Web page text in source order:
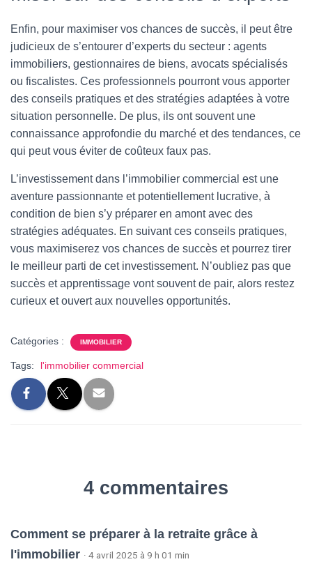
Enfin, pour maximiser vos chances de succès, il peut être
judicieux de s’entourer d’experts du secteur : agents
immobiliers, gestionnaires de biens, avocats spécialisés
ou fiscalistes. Ces professionnels pourront vous apporter
des conseils pratiques et des stratégies adaptées à votre
situation personnelle. De plus, ils ont souvent une
connaissance approfondie du marché et des tendances, ce
qui peut vous éviter de coûteux faux pas.
L’investissement dans l’immobilier commercial est une
aventure passionnante et potentiellement lucrative, à
condition de bien s’y préparer en amont avec des
stratégies adéquates. En suivant ces conseils pratiques,
vous maximiserez vos chances de succès et pourrez tirer
le meilleur parti de cet investissement. N’oubliez pas que
succès et apprentissage vont souvent de pair, alors restez
curieux et ouvert aux nouvelles opportunités.
Catégories : IMMOBILIER
Tags: l'immobilier commercial
4 commentaires
Comment se préparer à la retraite grâce à
l'immobilier · 4 avril 2025 à 9 h 01 min